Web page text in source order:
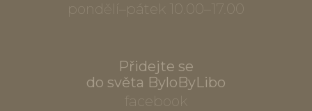
pondělí–pátek 10.00–17.00
Přidejte se
do světa ByloByLibo
facebook